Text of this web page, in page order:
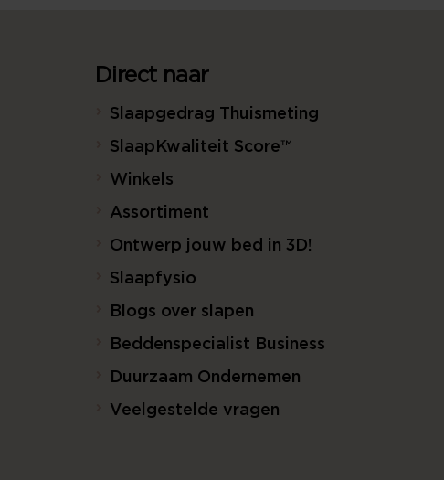
Direct naar
Slaapgedrag Thuismeting
SlaapKwaliteit Score™
Winkels
Assortiment
Ontwerp jouw bed in 3D!
Slaapfysio
Blogs over slapen
Beddenspecialist Business
Duurzaam Ondernemen
Veelgestelde vragen